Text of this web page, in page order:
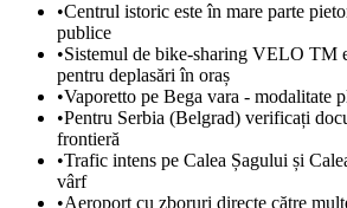
•Centrul istoric este în mare parte
publice
•Sistemul de bike-sharing VELO TM
pentru deplasări în oraș
•Vaporetto pe Bega vara - modalitate
•Pentru Serbia (Belgrad) verificați
frontieră
•Trafic intens pe Calea Șagului și
vârf
•Aeroport cu zboruri directe către